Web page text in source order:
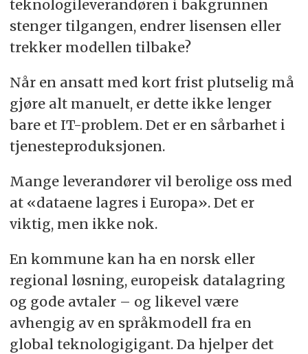
teknologileverandøren i bakgrunnen
stenger tilgangen, endrer lisensen eller
trekker modellen tilbake?
Når en ansatt med kort frist plutselig må
gjøre alt manuelt, er dette ikke lenger
bare et IT-problem. Det er en sårbarhet i
tjenesteproduksjonen.
Mange leverandører vil berolige oss med
at «dataene lagres i Europa». Det er
viktig, men ikke nok.
En kommune kan ha en norsk eller
regional løsning, europeisk datalagring
og gode avtaler – og likevel være
avhengig av en språkmodell fra en
global teknologigigant. Da hjelper det